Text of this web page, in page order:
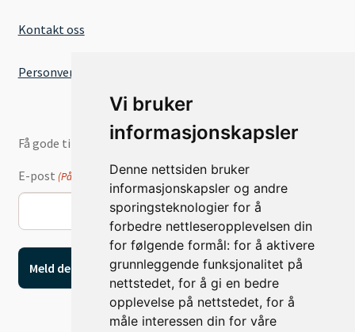
Vi bruker
informasjonskapsler
Denne nettsiden bruker
informasjonskapsler og andre
sporingsteknologier for å
forbedre nettleseropplevelsen din
for følgende formål: for å aktivere
grunnleggende funksjonalitet på
nettstedet, for å gi en bedre
opplevelse på nettstedet, for å
måle interessen din for våre
Kontakt oss
Personvernserklæring
Få gode tilbud og nyheter på e-post
E-post (Påkrevd)